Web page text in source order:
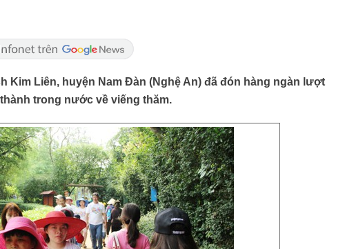
Kim Liên, huyện Nam Đàn (Nghệ An) đã đón hàng ngàn lượt
trong nước về viếng thăm.